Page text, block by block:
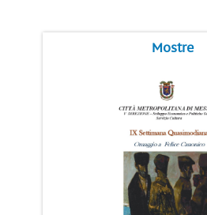
Mostre